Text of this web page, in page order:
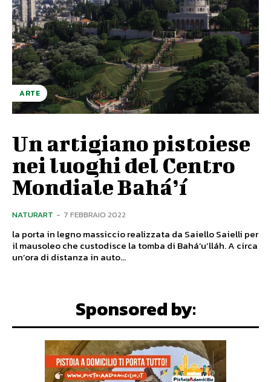
ARTE
Un artigiano pistoiese
nei luoghi del Centro
Mondiale Bahá’í
NATURART - 7 FEBBRAIO 2022
la porta in legno massiccio realizzata da Saiello Saielli per
il mausoleo che custodisce la tomba di Bahá’u’lláh. A circa
un’ora di distanza in auto...
Sponsored by: